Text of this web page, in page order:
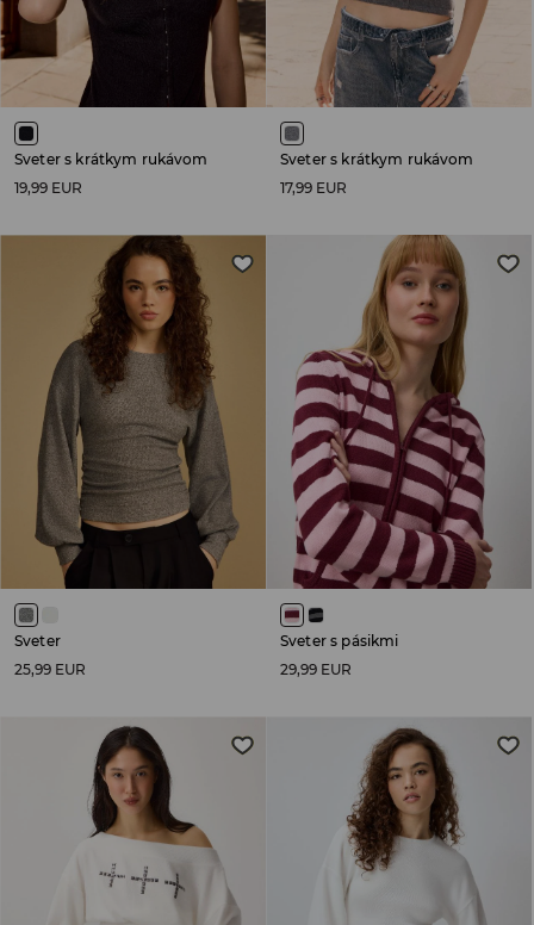
Sveter s krátkym rukávom
19,99 EUR
Sveter s krátkym rukávom
17,99 EUR
Sveter
25,99 EUR
Sveter s pásikmi
29,99 EUR